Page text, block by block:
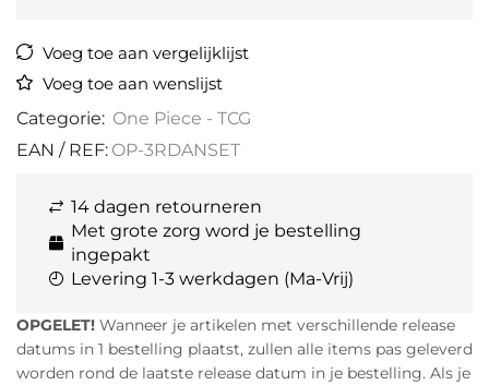
Voeg toe aan vergelijklijst
Voeg toe aan wenslijst
Categorie: One Piece - TCG
EAN / REF: OP-3RDANSET
14 dagen retourneren
Met grote zorg word je bestelling
ingepakt
Levering 1-3 werkdagen (Ma-Vrij)
OPGELET! Wanneer je artikelen met verschillende release
datums in 1 bestelling plaatst, zullen alle items pas geleverd
worden rond de laatste release datum in je bestelling. Als je